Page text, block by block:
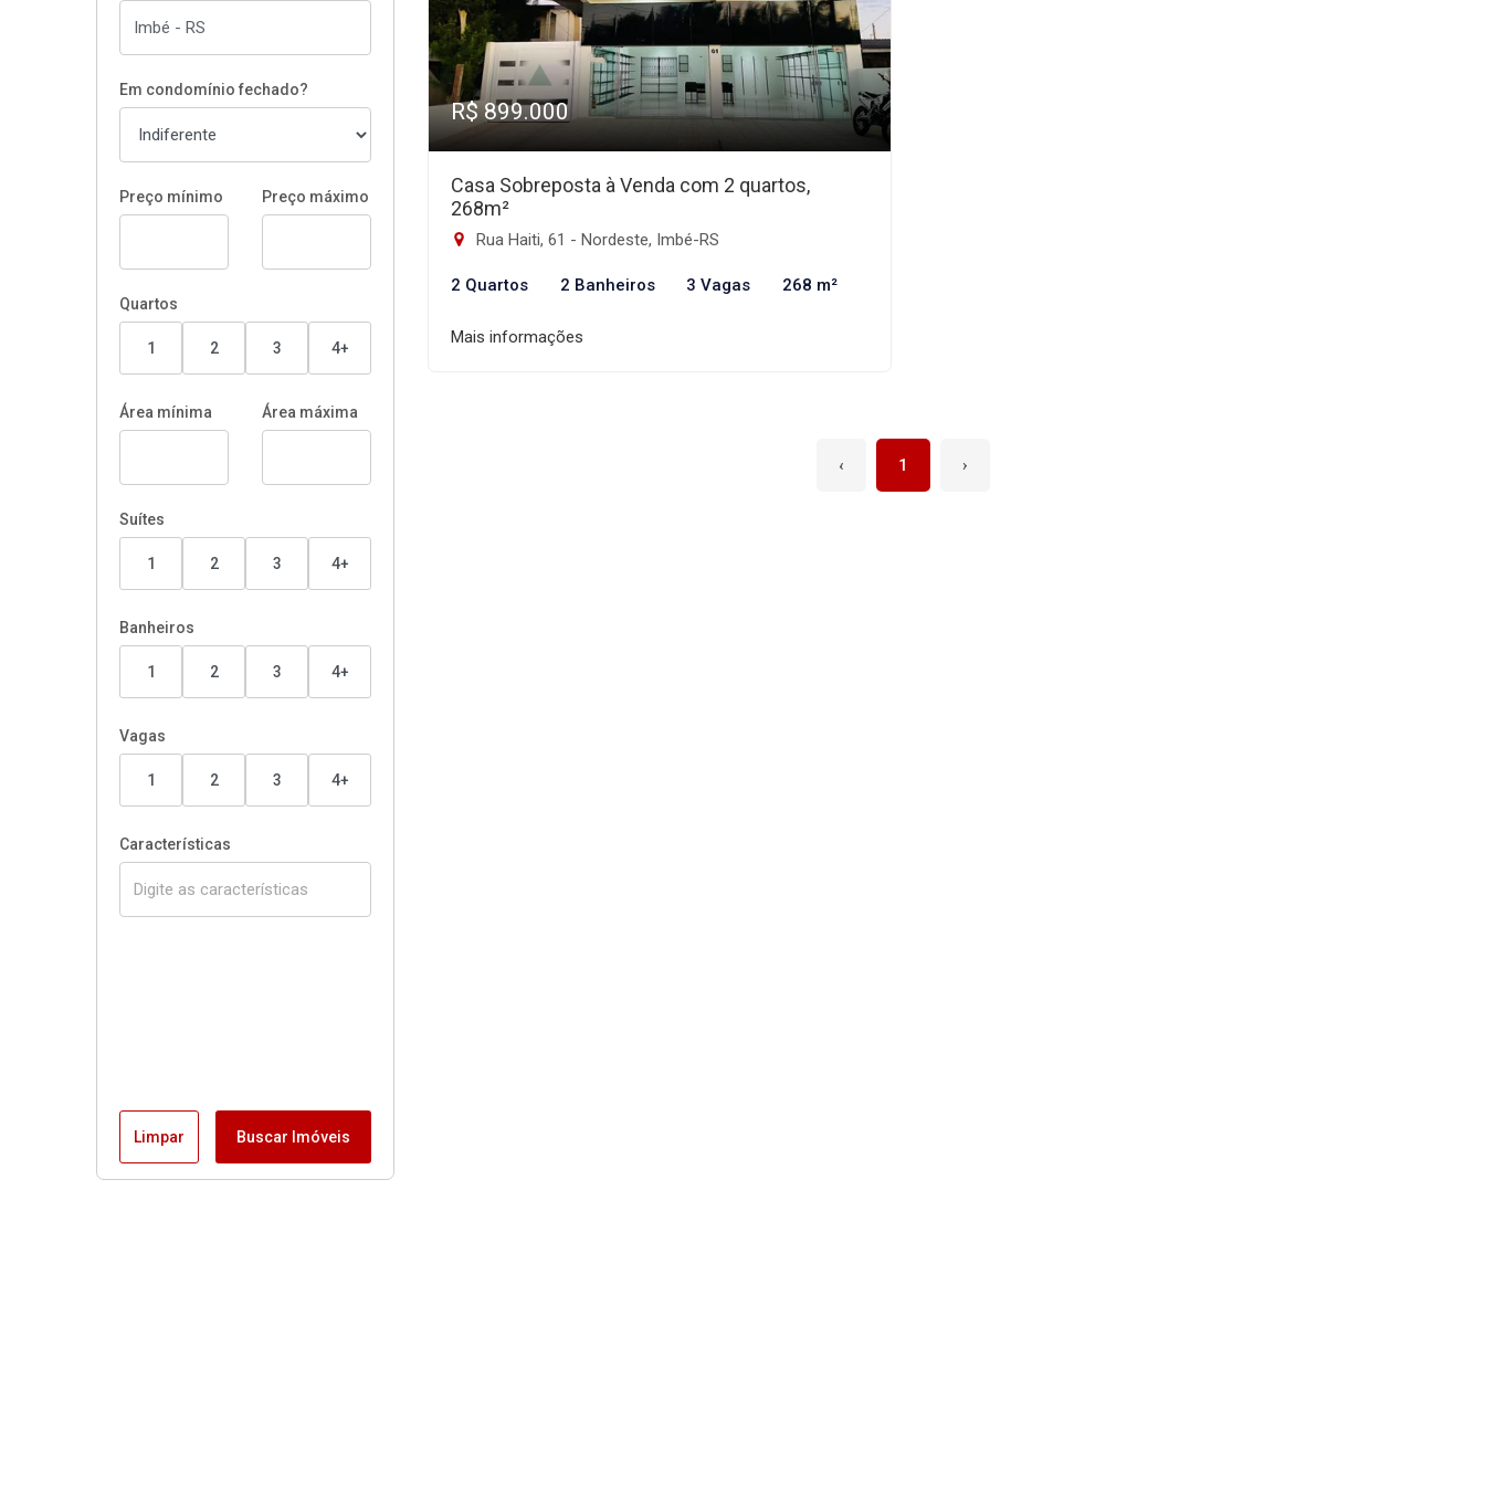
Em condomínio fechado?
Preço mínimo Preço máximo
Quartos
1 2 3 4+
Área mínima Área máxima
Suítes
1 2 3 4+
Banheiros
1 2 3 4+
Vagas
1 2 3 4+
Características
Limpar Buscar Imóveis
R$ 899.000
Casa Sobreposta à Venda com 2 quartos,
268m²
Rua Haiti, 61 - Nordeste, Imbé-RS
2 Quartos 2 Banheiros 3 Vagas 268 m²
Mais informações
‹ 1 ›